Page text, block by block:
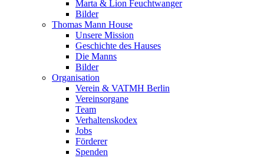
Marta & Lion Feuchtwanger
Bilder
Thomas Mann House
Unsere Mission
Geschichte des Hauses
Die Manns
Bilder
Organisation
Verein & VATMH Berlin
Vereinsorgane
Team
Verhaltenskodex
Jobs
Förderer
Spenden